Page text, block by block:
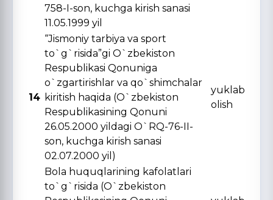
758-I-son, kuchga kirish sanasi
11.05.1999 yil
14
“Jismoniy tarbiya va sport
to`g`risida”gi O`zbekiston
Respublikasi Qonuniga
o`zgartirishlar va qo`shimchalar
kiritish haqida (O`zbekiston
Respublikasining Qonuni
26.05.2000 yildagi O`RQ-76-II-
son, kuchga kirish sanasi
02.07.2000 yil)
yuklab
olish
Bola huquqlarining kafolatlari
to`g`risida (O`zbekiston